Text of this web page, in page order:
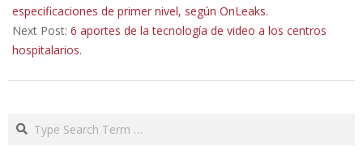
28
especificaciones de primer nivel, según OnLeaks.
Next Post: 6 aportes de la tecnología de video a los centros
hospitalarios.
Search